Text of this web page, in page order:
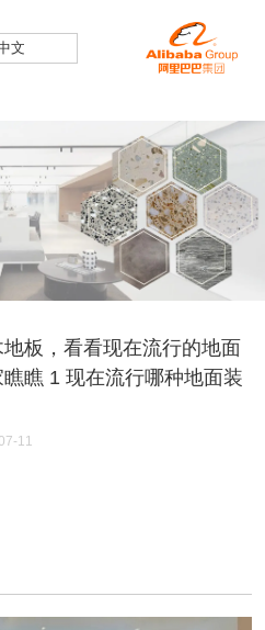
文
板，看看现在流行的地面
瞧 1 现在流行哪种地面装
11